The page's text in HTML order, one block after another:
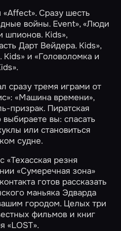
«Affect». Сразу шесть
войны. Event»,«Люди
шпионов. Kids»,
Дарт Вейдера. Kids»,
Kids» и«Головоломка и
.
сразу тремя играми от
:«Машина времени»,
призрак. Пиратская
выбираете вы: спасать
или становиться
судне.
«Техасская резня
«Сумеречная зона»
готов рассказать
маньяка Эдварда
городом. Целых три
фильмов и книг
«LOST».